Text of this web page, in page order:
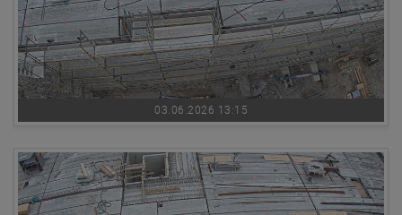
03.06.2026 13:15